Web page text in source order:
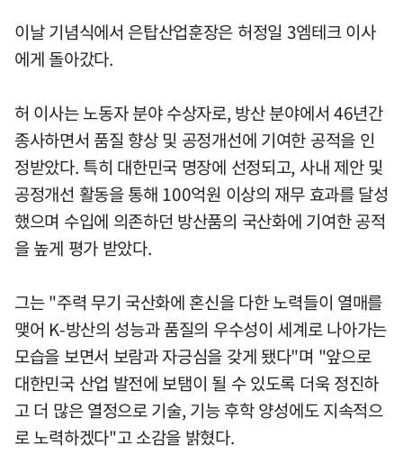
이날 기념식에서 은탑산업훈장은 허정일 3엠테크 이사
에게 돌아갔다.
허 이사는 노동자 분야 수상자로, 방산 분야에서 46년간
종사하면서 품질 향상 및 공정개선에 기여한 공적을 인
정받았다. 특히 대한민국 명장에 선정되고, 사내 제안 및
공정개선 활동을 통해 100억원 이상의 재무 효과를 달성
했으며 수입에 의존하던 방산품의 국산화에 기여한 공적
을 높게 평가 받았다.
그는 "주력 무기 국산화에 혼신을 다한 노력들이 열매를
맺어 K-방산의 성능과 품질의 우수성이 세계로 나아가는
모습을 보면서 보람과 자긍심을 갖게 됐다"며 "앞으로
대한민국 산업 발전에 보탬이 될 수 있도록 더욱 정진하
고 더 많은 열정으로 기술, 기능 후학 양성에도 지속적으
로 노력하겠다"고 소감을 밝혔다.